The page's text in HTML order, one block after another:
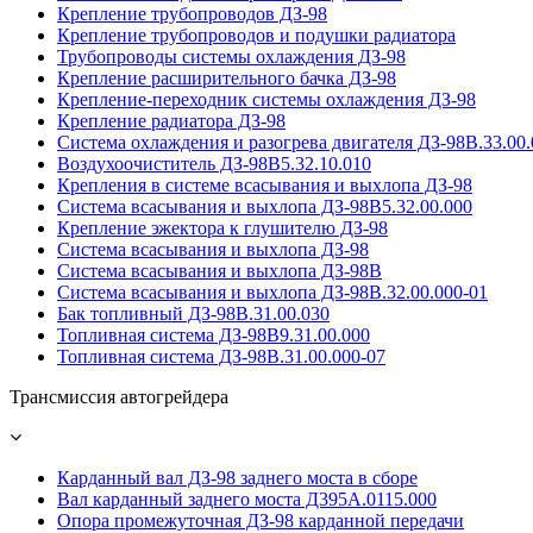
Крепление трубопроводов ДЗ-98
Крепление трубопроводов и подушки радиатора
Трубопроводы системы охлаждения ДЗ-98
Крепление расширительного бачка ДЗ-98
Крепление-переходник системы охлаждения ДЗ-98
Крепление радиатора ДЗ-98
Система охлаждения и разогрева двигателя ДЗ-
Воздухоочиститель ДЗ-98В5.32.10.010
Крепления в системе всасывания и выхлопа ДЗ-98
Система всасывания и выхлопа ДЗ-98В5.32.00.000
Крепление эжектора к глушителю ДЗ-98
Система всасывания и выхлопа ДЗ-98
Система всасывания и выхлопа ДЗ-98В
Система всасывания и выхлопа ДЗ-98В.32.00.000-01
Бак топливный ДЗ-98В.31.00.030
Топливная система ДЗ-98В9.31.00.000
Топливная система ДЗ-98В.31.00.000-07
Трансмиссия автогрейдера
Карданный вал ДЗ-98 заднего моста в сборе
Вал карданный заднего моста Д395А.0115.000
Опора промежуточная ДЗ-98 карданной передачи